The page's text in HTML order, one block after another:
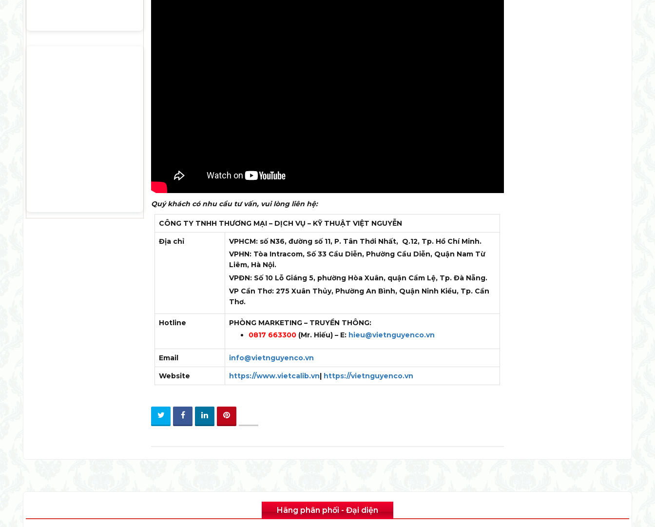
Quý khách có nhu cầu tư vấn, vui lòng liên hệ:
CÔNG TY TNHH THƯƠNG MẠI – DỊCH VỤ – KỸ THUẬTVIỆT NGUYỄN
Địa chỉ
VPHCM: số N36, đường số 11, P. Tân Thới Nhất, Q.12, Tp. Hồ Chí Minh.
VPHN: Tòa Intracom, Số 33 Cầu Diễn, Phường Cầu Diễn, Quận Nam Từ
Liêm, Hà Nội.
VPĐN: Số 10 Lỗ Giáng 5, phường Hòa Xuân, quận Cẩm Lệ, Tp. Đà Nẵng.
VP Cần Thơ: 275 Xuân Thủy, Phường An Bình, Quận Ninh Kiều, Tp. Cần
Thơ.
Hotline
PHÒNG MARKETING – TRUYỀN THÔNG:
0817 663300 (Mr. Hiếu) – E: hieu@vietnguyenco.vn
Email info@vietnguyenco.vn
Website https://www.vietcalib.vn| https://vietnguyenco.vn
Hãng phân phối - Đại diện